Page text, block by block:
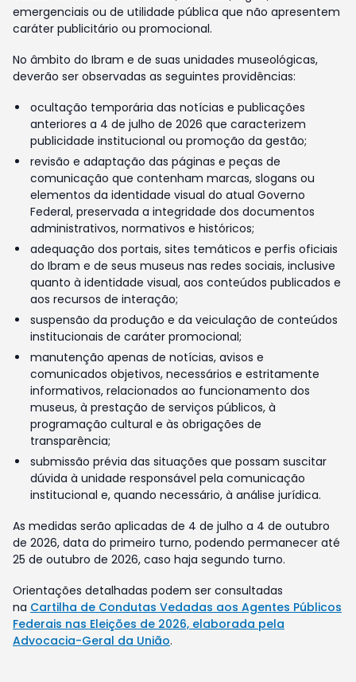
emergenciais ou de utilidade pública que não apresentem
caráter publicitário ou promocional.
No âmbito do Ibram e de suas unidades museológicas,
deverão ser observadas as seguintes providências:
ocultação temporária das notícias e publicações
anteriores a 4 de julho de 2026 que caracterizem
publicidade institucional ou promoção da gestão;
revisão e adaptação das páginas e peças de
comunicação que contenham marcas, slogans ou
elementos da identidade visual do atual Governo
Federal, preservada a integridade dos documentos
administrativos, normativos e históricos;
adequação dos portais, sites temáticos e perfis oficiais
do Ibram e de seus museus nas redes sociais, inclusive
quanto à identidade visual, aos conteúdos publicados e
aos recursos de interação;
suspensão da produção e da veiculação de conteúdos
institucionais de caráter promocional;
manutenção apenas de notícias, avisos e
comunicados objetivos, necessários e estritamente
informativos, relacionados ao funcionamento dos
museus, à prestação de serviços públicos, à
programação cultural e às obrigações de
transparência;
submissão prévia das situações que possam suscitar
dúvida à unidade responsável pela comunicação
institucional e, quando necessário, à análise jurídica.
As medidas serão aplicadas de 4 de julho a 4 de outubro
de 2026, data do primeiro turno, podendo permanecer até
25 de outubro de 2026, caso haja segundo turno.
Orientações detalhadas podem ser consultadas
na Cartilha de Condutas Vedadas aos Agentes Públicos
Federais nas Eleições de 2026, elaborada pela
Advocacia-Geral da União.